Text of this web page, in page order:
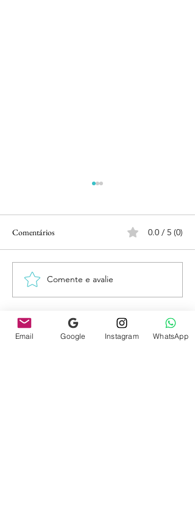
Santiago de Compostela
Comentários 0.0 / 5 (0)
Comente e avalie
Email Google Instagram WhatsApp